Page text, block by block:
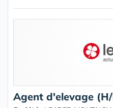
Agent d'elevage